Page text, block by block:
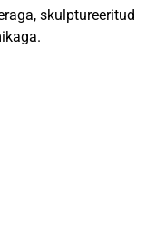
skulptureeritud